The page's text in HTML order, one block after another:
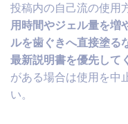
投稿内の自己流の使用
用時間やジェル量を増
ルを歯ぐきへ直接塗る
最新説明書を優先して
がある場合は使用を中
い。